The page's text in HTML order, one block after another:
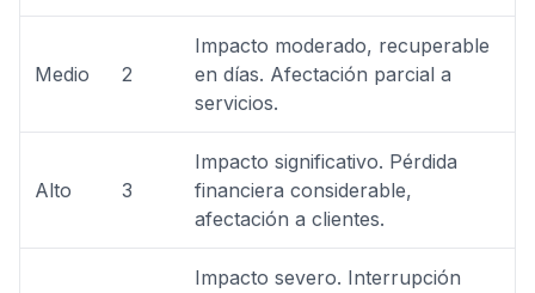
Medio 2
Impacto moderado, recuperable
en días. Afectación parcial a
servicios.
Alto 3
Impacto significativo. Pérdida
financiera considerable,
afectación a clientes.
Impacto severo. Interrupción